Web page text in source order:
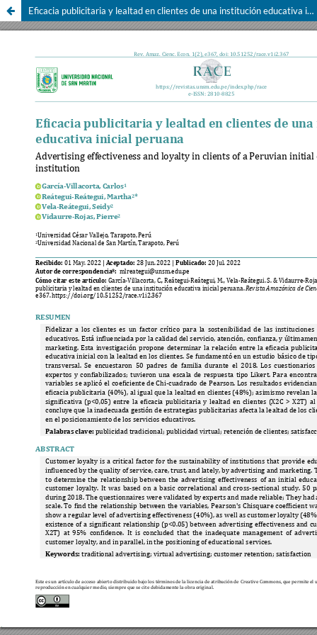
Eficacia publicitaria y lealtad en clientes de una institución educativa inicial peruana